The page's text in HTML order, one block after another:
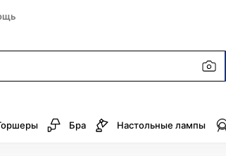
Бра Настольные лампы